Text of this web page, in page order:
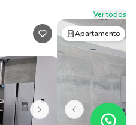
Ver todos
Apartamento